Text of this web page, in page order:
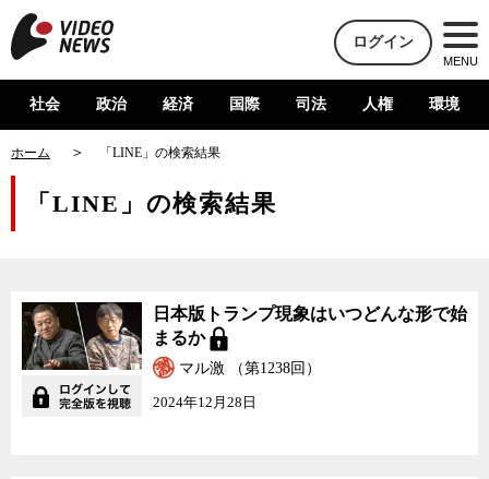
ログイン
MENU
社会 政治 経済 国際 司法 人権 環境
ホーム 「LINE」の検索結果
「LINE」の検索結果
日本版トランプ現象はいつどんな形で始
まるか
マル激 （第1238回）
2024年12月28日